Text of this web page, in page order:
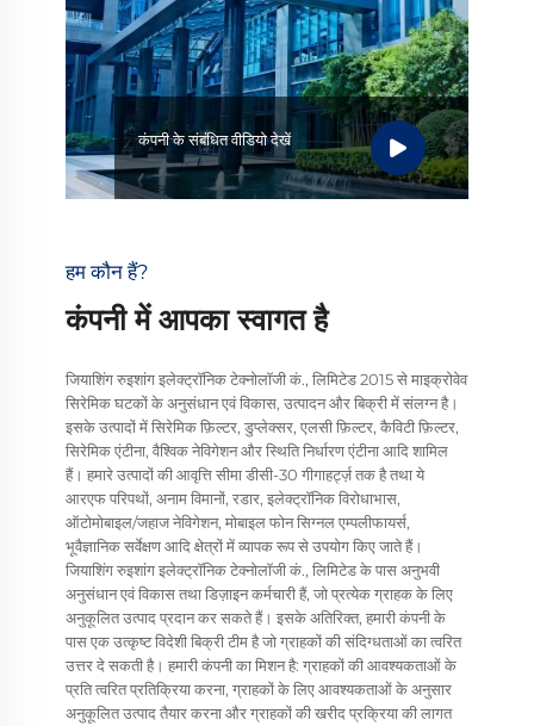
कंपनी के संबंधित वीडियो देखें
हम कौन हैं?
कंपनी में आपका स्वागत है
जियाशिंग रुइशांग इलेक्ट्रॉनिक टेक्नोलॉजी कं., लिमिटेड 2015 से माइक्रोवेव
सिरेमिक घटकों के अनुसंधान एवं विकास, उत्पादन और बिक्री में संलग्न है।
इसके उत्पादों में सिरेमिक फ़िल्टर, डुप्लेक्सर, एलसी फ़िल्टर, कैविटी फ़िल्टर,
सिरेमिक एंटीना, वैश्विक नेविगेशन और स्थिति निर्धारण एंटीना आदि शामिल
हैं। हमारे उत्पादों की आवृत्ति सीमा डीसी-30 गीगाहर्ट्ज़ तक है तथा ये
आरएफ परिपथों, अनाम विमानों, रडार, इलेक्ट्रॉनिक विरोधाभास,
ऑटोमोबाइल/जहाज नेविगेशन, मोबाइल फोन सिग्नल एम्पलीफायर्स,
भूवैज्ञानिक सर्वेक्षण आदि क्षेत्रों में व्यापक रूप से उपयोग किए जाते हैं।
जियाशिंग रुइशांग इलेक्ट्रॉनिक टेक्नोलॉजी कं., लिमिटेड के पास अनुभवी
अनुसंधान एवं विकास तथा डिज़ाइन कर्मचारी हैं, जो प्रत्येक ग्राहक के लिए
अनुकूलित उत्पाद प्रदान कर सकते हैं। इसके अतिरिक्त, हमारी कंपनी के
पास एक उत्कृष्ट विदेशी बिक्री टीम है जो ग्राहकों की संदिग्धताओं का त्वरित
उत्तर दे सकती है। हमारी कंपनी का मिशन है: ग्राहकों की आवश्यकताओं के
प्रति त्वरित प्रतिक्रिया करना, ग्राहकों के लिए आवश्यकताओं के अनुसार
अनुकूलित उत्पाद तैयार करना और ग्राहकों की खरीद प्रक्रिया की लागत